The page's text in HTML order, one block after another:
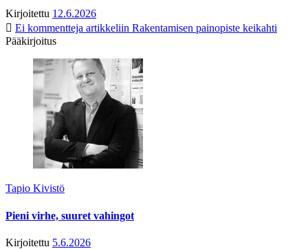
Kirjoitettu 12.6.2026
Ei kommentteja artikkeliin Rakentamisen painopiste keikahti
Pääkirjoitus
Tapio Kivistö
Pieni virhe, suuret vahingot
Kirjoitettu 5.6.2026